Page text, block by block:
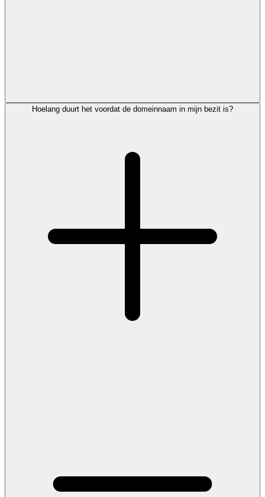
Hoelang duurt het voordat de domeinnaam in mijn bezit is?